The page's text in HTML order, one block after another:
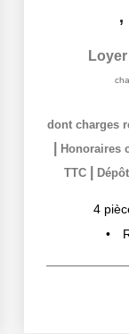
,
dont charges
Honoraires
TTC
4